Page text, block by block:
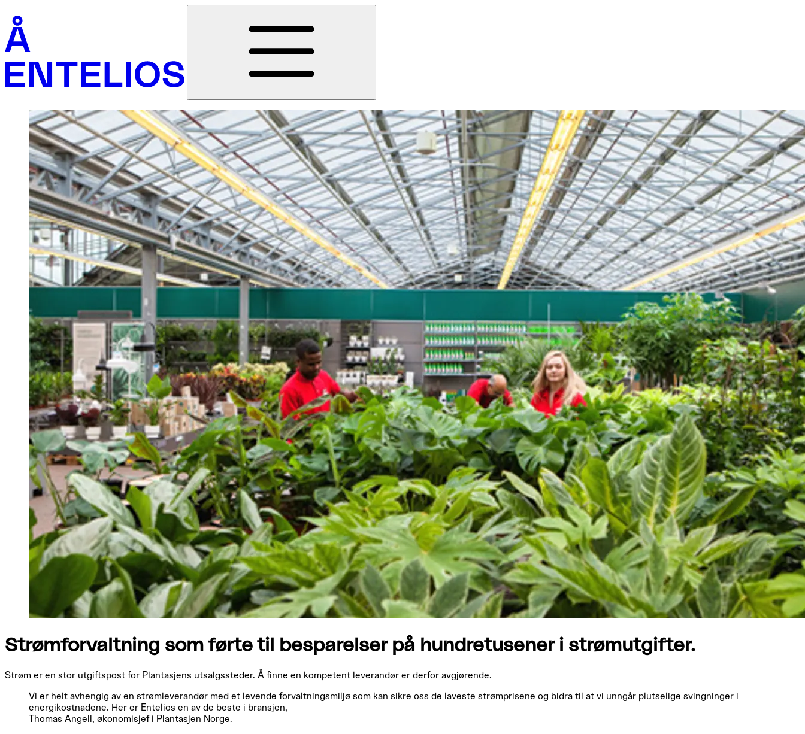
Strømforvaltning som førte til besparelser på hundretusener i strømutgifter.
Strøm er en stor utgiftspost for Plantasjens utsalgssteder. Å finne en kompetent leverandør er derfor avgjørende.
Vi er helt avhengig av en strømleverandør med et levende forvaltningsmiljø som kan sikre oss de laveste strømprisene og bidra til at vi unngår plutselige svingninger i
energikostnadene. Her er Entelios en av de beste i bransjen,
Thomas Angell, økonomisjef i Plantasjen Norge.